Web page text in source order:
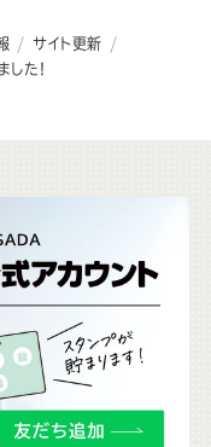
ジ サイト更新
した!